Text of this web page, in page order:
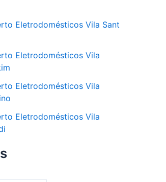
Eletrodomésticos Vila Sant
Eletrodomésticos Vila
Eletrodomésticos Vila
Eletrodomésticos Vila